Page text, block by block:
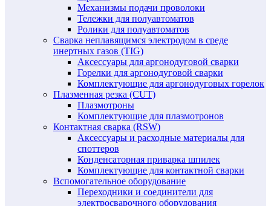
Механизмы подачи проволоки
Тележки для полуавтоматов
Ролики для полуавтоматов
Сварка неплавящимся электродом в среде
инертных газов (TIG)
Аксессуары для аргонодуговой сварки
Горелки для аргонодуговой сварки
Комплектующие для аргонодуговых горелок
Плазменная резка (CUT)
Плазмотроны
Комплектующие для плазмотронов
Контактная сварка (RSW)
Аксессуары и расходные материалы для
споттеров
Конденсаторная приварка шпилек
Комплектующие для контактной сварки
Вспомогательное оборудование
Переходники и соединители для
электросварочного оборудования